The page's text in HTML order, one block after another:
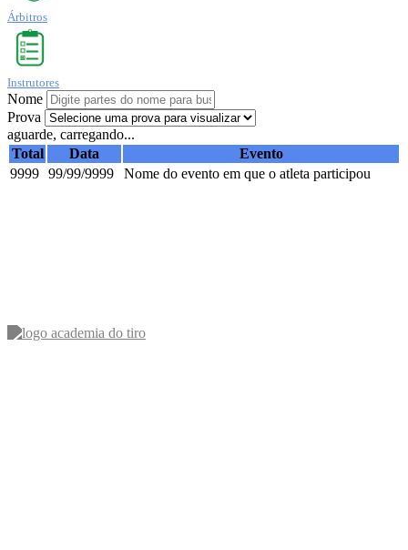
Árbitros
Instrutores
Nome
Prova
aguarde, carregando...
Total
Data
Evento
9999 99/99/9999 Nome do evento em que o atleta participou